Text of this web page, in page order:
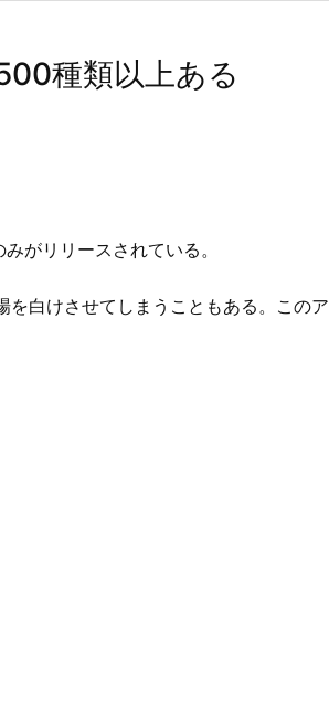
種類以上ある
がリリースされている。
白けさせてしまうこともある。このア